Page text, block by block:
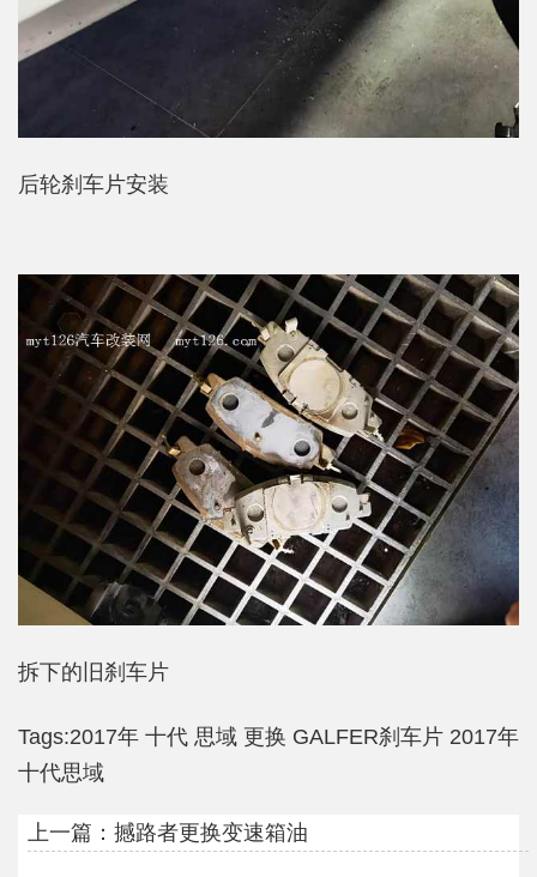
后轮刹车片安装
拆下的旧刹车片
Tags:2017年 十代 思域 更换 GALFER刹车片 2017年
十代思域
上一篇： 撼路者更换变速箱油